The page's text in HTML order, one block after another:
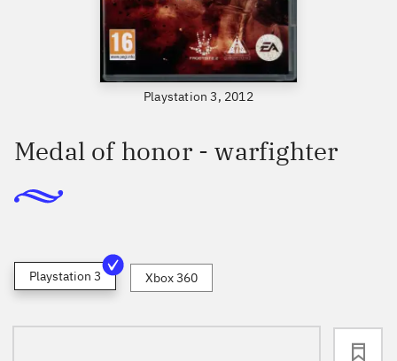
Playstation 3, 2012
Medal of honor - warfighter
Playstation 3 Xbox 360